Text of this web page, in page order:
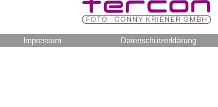
Impressum Datenschutzerklärung